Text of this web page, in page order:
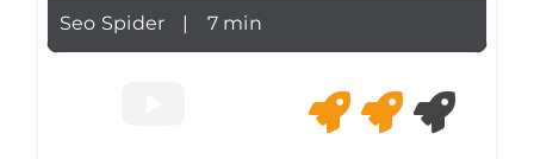
Seo Spider | 7 min